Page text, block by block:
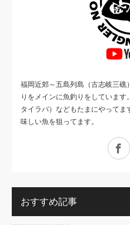
福岡近郊～五島列島（古志岐三
りをメインに魚釣りをしています
タイラバ）などもたまにやって
味しい魚を狙ってます。
おすすめ記事